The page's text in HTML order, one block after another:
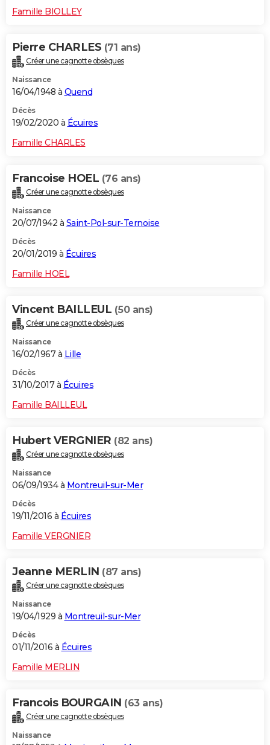
Famille BIOLLEY
Pierre CHARLES (71 ans)
Créer une cagnotte obsèques
Naissance
16/04/1948 à Quend
Décès
19/02/2020 à Écuires
Famille CHARLES
Francoise HOEL (76 ans)
Créer une cagnotte obsèques
Naissance
20/07/1942 à Saint-Pol-sur-Ternoise
Décès
20/01/2019 à Écuires
Famille HOEL
Vincent BAILLEUL (50 ans)
Créer une cagnotte obsèques
Naissance
16/02/1967 à Lille
Décès
31/10/2017 à Écuires
Famille BAILLEUL
Hubert VERGNIER (82 ans)
Créer une cagnotte obsèques
Naissance
06/09/1934 à Montreuil-sur-Mer
Décès
19/11/2016 à Écuires
Famille VERGNIER
Jeanne MERLIN (87 ans)
Créer une cagnotte obsèques
Naissance
19/04/1929 à Montreuil-sur-Mer
Décès
01/11/2016 à Écuires
Famille MERLIN
Francois BOURGAIN (63 ans)
Créer une cagnotte obsèques
Naissance